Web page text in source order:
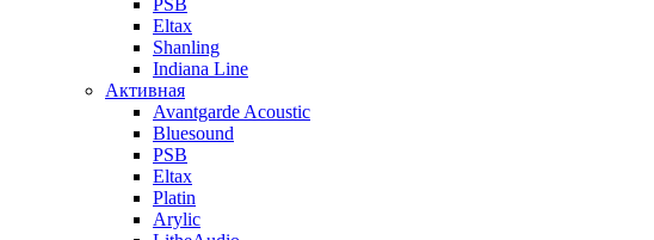
PSB
Eltax
Shanling
Indiana Line
Активная
Avantgarde Acoustic
Bluesound
PSB
Eltax
Platin
Arylic